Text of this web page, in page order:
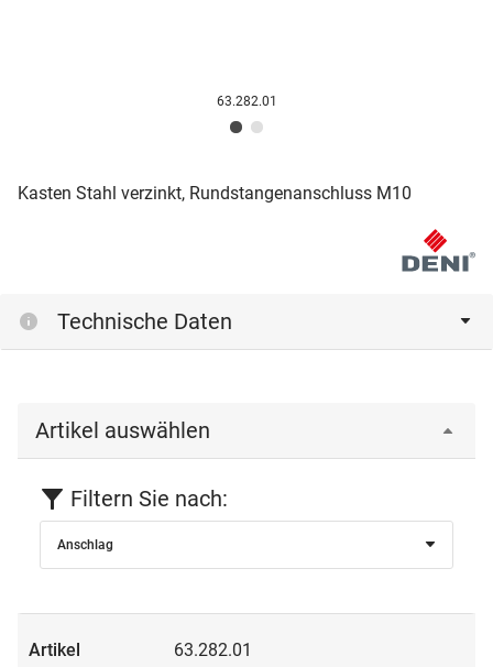
63.282.01
Kasten Stahl verzinkt, Rundstangenanschluss M10
Technische Daten
Artikel auswählen
Filtern Sie nach:
Anschlag
63.282.01